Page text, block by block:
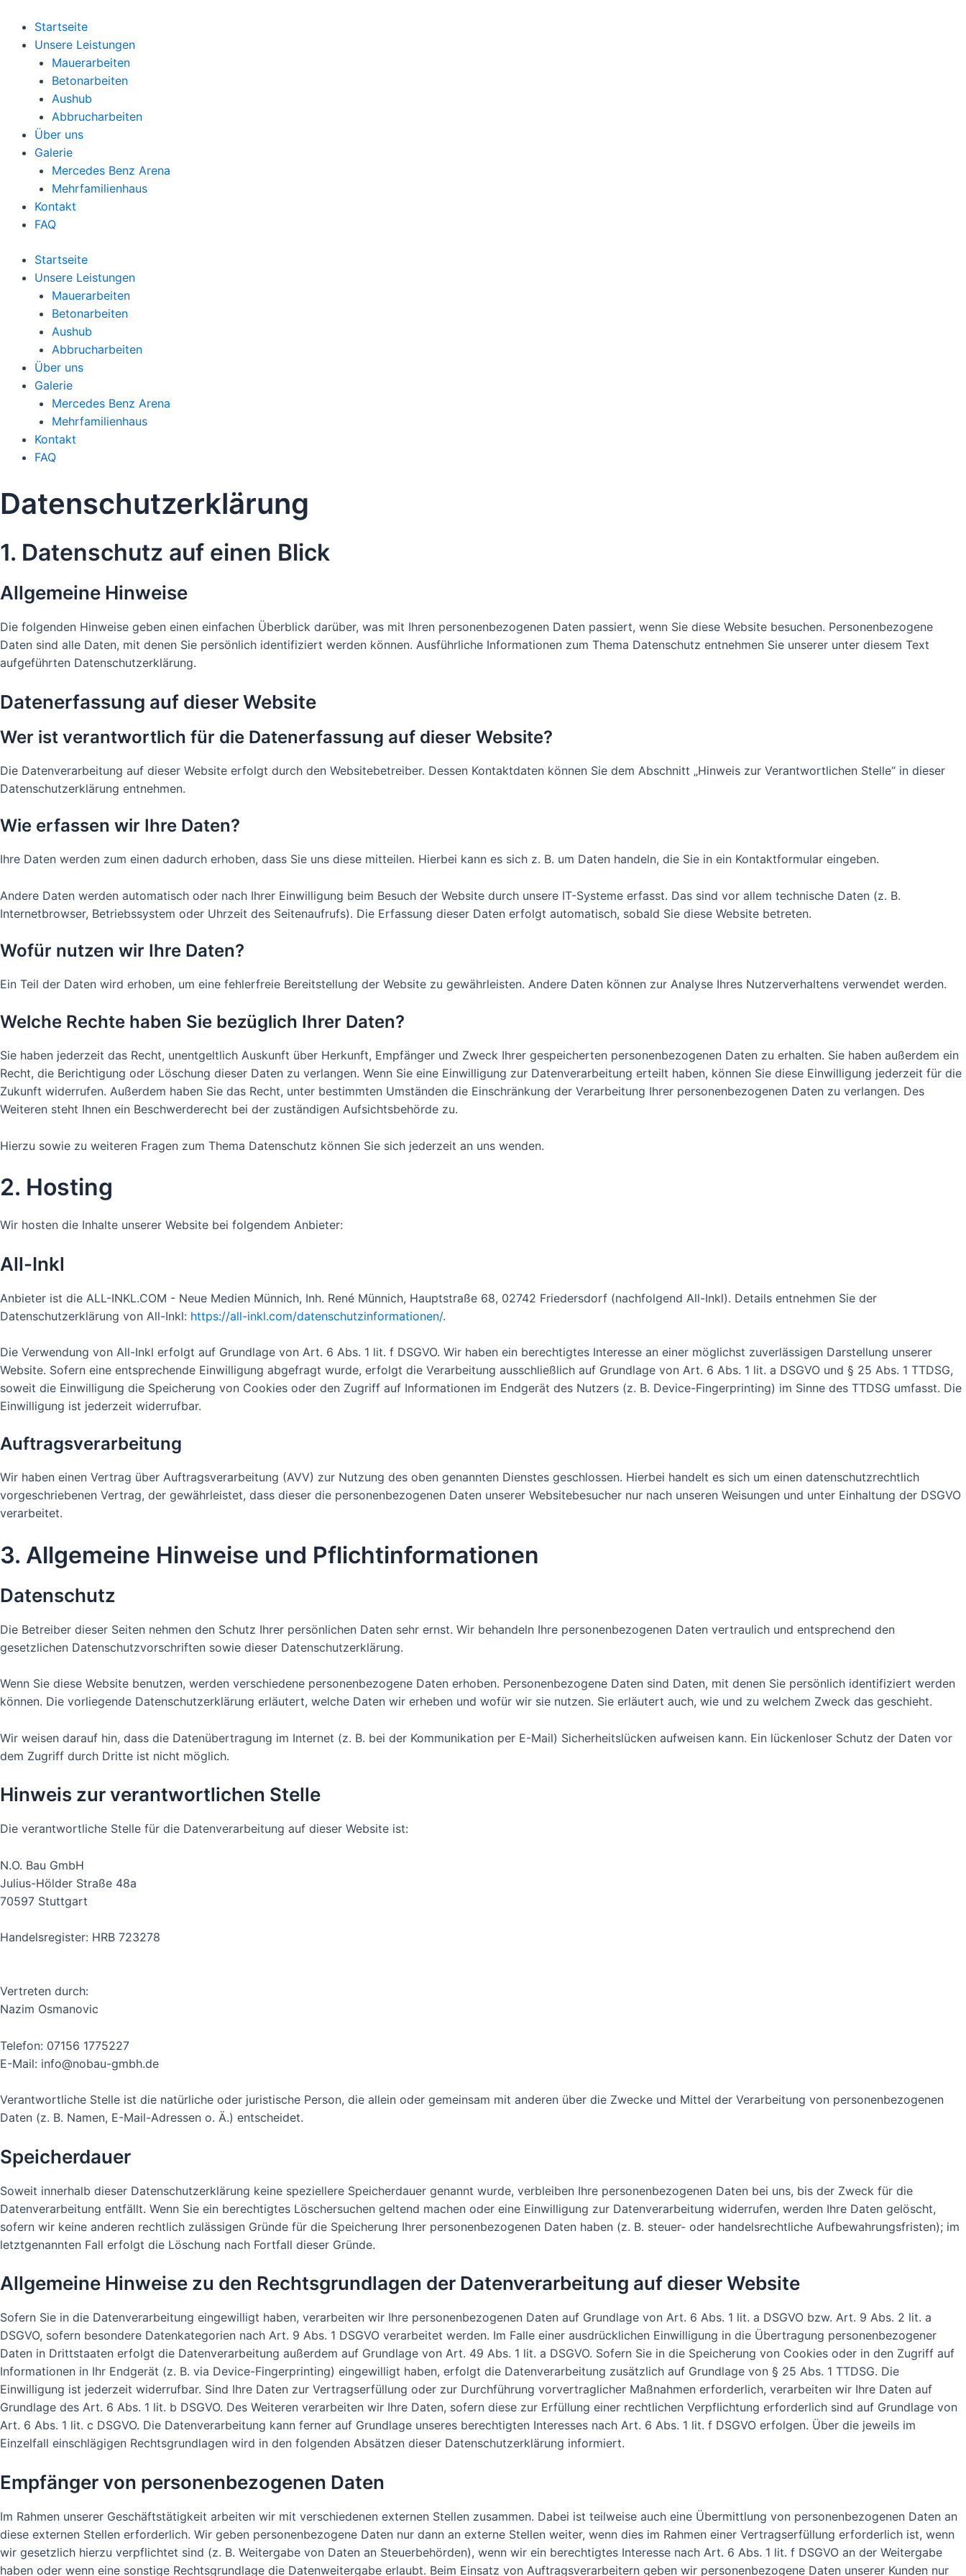
Inhalt
springen
Startseite
Unsere Leistungen
Mauerarbeiten
Betonarbeiten
Aushub
Abbrucharbeiten
Über uns
Galerie
Mercedes Benz Arena
Mehrfamilienhaus
Kontakt
FAQ
Startseite
Unsere Leistungen
Mauerarbeiten
Betonarbeiten
Aushub
Abbrucharbeiten
Über uns
Galerie
Mercedes Benz Arena
Mehrfamilienhaus
Kontakt
FAQ
Datenschutz­erklärung
1. Datenschutz auf einen Blick
Allgemeine Hinweise
Die folgenden Hinweise geben einen einfachen Überblick darüber, was mit Ihren personenbezogenen Daten passiert, wenn Sie diese Website besuchen. Personenbezogene
Daten sind alle Daten, mit denen Sie persönlich identifiziert werden können. Ausführliche Informationen zum Thema Datenschutz entnehmen Sie unserer unter diesem Text
aufgeführten Datenschutzerklärung.
Datenerfassung auf dieser Website
Wer ist verantwortlich für die Datenerfassung auf dieser Website?
Die Datenverarbeitung auf dieser Website erfolgt durch den Websitebetreiber. Dessen Kontaktdaten können Sie dem Abschnitt „Hinweis zur Verantwortlichen Stelle“ in dieser
Datenschutzerklärung entnehmen.
Wie erfassen wir Ihre Daten?
Ihre Daten werden zum einen dadurch erhoben, dass Sie uns diese mitteilen. Hierbei kann es sich z. B. um Daten handeln, die Sie in ein Kontaktformular eingeben.
Andere Daten werden automatisch oder nach Ihrer Einwilligung beim Besuch der Website durch unsere IT-Systeme erfasst. Das sind vor allem technische Daten (z. B.
Internetbrowser, Betriebssystem oder Uhrzeit des Seitenaufrufs). Die Erfassung dieser Daten erfolgt automatisch, sobald Sie diese Website betreten.
Wofür nutzen wir Ihre Daten?
Ein Teil der Daten wird erhoben, um eine fehlerfreie Bereitstellung der Website zu gewährleisten. Andere Daten können zur Analyse Ihres Nutzerverhaltens verwendet werden.
Welche Rechte haben Sie bezüglich Ihrer Daten?
Sie haben jederzeit das Recht, unentgeltlich Auskunft über Herkunft, Empfänger und Zweck Ihrer gespeicherten personenbezogenen Daten zu erhalten. Sie haben außerdem ein
Recht, die Berichtigung oder Löschung dieser Daten zu verlangen. Wenn Sie eine Einwilligung zur Datenverarbeitung erteilt haben, können Sie diese Einwilligung jederzeit für die
Zukunft widerrufen. Außerdem haben Sie das Recht, unter bestimmten Umständen die Einschränkung der Verarbeitung Ihrer personenbezogenen Daten zu verlangen. Des
Weiteren steht Ihnen ein Beschwerderecht bei der zuständigen Aufsichtsbehörde zu.
Hierzu sowie zu weiteren Fragen zum Thema Datenschutz können Sie sich jederzeit an uns wenden.
2. Hosting
Wir hosten die Inhalte unserer Website bei folgendem Anbieter:
All-Inkl
Anbieter ist die ALL-INKL.COM - Neue Medien Münnich, Inh. René Münnich, Hauptstraße 68, 02742 Friedersdorf (nachfolgend All-Inkl). Details entnehmen Sie der
Datenschutzerklärung von All-Inkl: https://all-inkl.com/datenschutzinformationen/.
Die Verwendung von All-Inkl erfolgt auf Grundlage von Art. 6 Abs. 1 lit. f DSGVO. Wir haben ein berechtigtes Interesse an einer möglichst zuverlässigen Darstellung unserer
Website. Sofern eine entsprechende Einwilligung abgefragt wurde, erfolgt die Verarbeitung ausschließlich auf Grundlage von Art. 6 Abs. 1 lit. a DSGVO und § 25 Abs. 1 TTDSG,
soweit die Einwilligung die Speicherung von Cookies oder den Zugriff auf Informationen im Endgerät des Nutzers (z. B. Device-Fingerprinting) im Sinne des TTDSG umfasst. Die
Einwilligung ist jederzeit widerrufbar.
Auftragsverarbeitung
Wir haben einen Vertrag über Auftragsverarbeitung (AVV) zur Nutzung des oben genannten Dienstes geschlossen. Hierbei handelt es sich um einen datenschutzrechtlich
vorgeschriebenen Vertrag, der gewährleistet, dass dieser die personenbezogenen Daten unserer Websitebesucher nur nach unseren Weisungen und unter Einhaltung der DSGVO
verarbeitet.
3. Allgemeine Hinweise und Pflicht­informationen
Datenschutz
Die Betreiber dieser Seiten nehmen den Schutz Ihrer persönlichen Daten sehr ernst. Wir behandeln Ihre personenbezogenen Daten vertraulich und entsprechend den
gesetzlichen Datenschutzvorschriften sowie dieser Datenschutzerklärung.
Wenn Sie diese Website benutzen, werden verschiedene personenbezogene Daten erhoben. Personenbezogene Daten sind Daten, mit denen Sie persönlich identifiziert werden
können. Die vorliegende Datenschutzerklärung erläutert, welche Daten wir erheben und wofür wir sie nutzen. Sie erläutert auch, wie und zu welchem Zweck das geschieht.
Wir weisen darauf hin, dass die Datenübertragung im Internet (z. B. bei der Kommunikation per E-Mail) Sicherheitslücken aufweisen kann. Ein lückenloser Schutz der Daten vor
dem Zugriff durch Dritte ist nicht möglich.
Hinweis zur verantwortlichen Stelle
Die verantwortliche Stelle für die Datenverarbeitung auf dieser Website ist:
N.O. Bau GmbH
Julius-Hölder Straße 48a
70597 Stuttgart
Handelsregister: HRB 723278
Vertreten durch:
Nazim Osmanovic
Telefon: 07156 1775227
E-Mail: info@nobau-gmbh.de
Verantwortliche Stelle ist die natürliche oder juristische Person, die allein oder gemeinsam mit anderen über die Zwecke und Mittel der Verarbeitung von personenbezogenen
Daten (z. B. Namen, E-Mail-Adressen o. Ä.) entscheidet.
Speicherdauer
Soweit innerhalb dieser Datenschutzerklärung keine speziellere Speicherdauer genannt wurde, verbleiben Ihre personenbezogenen Daten bei uns, bis der Zweck für die
Datenverarbeitung entfällt. Wenn Sie ein berechtigtes Löschersuchen geltend machen oder eine Einwilligung zur Datenverarbeitung widerrufen, werden Ihre Daten gelöscht,
sofern wir keine anderen rechtlich zulässigen Gründe für die Speicherung Ihrer personenbezogenen Daten haben (z. B. steuer- oder handelsrechtliche Aufbewahrungsfristen); im
letztgenannten Fall erfolgt die Löschung nach Fortfall dieser Gründe.
Allgemeine Hinweise zu den Rechtsgrundlagen der Datenverarbeitung auf dieser Website
Sofern Sie in die Datenverarbeitung eingewilligt haben, verarbeiten wir Ihre personenbezogenen Daten auf Grundlage von Art. 6 Abs. 1 lit. a DSGVO bzw. Art. 9 Abs. 2 lit. a
DSGVO, sofern besondere Datenkategorien nach Art. 9 Abs. 1 DSGVO verarbeitet werden. Im Falle einer ausdrücklichen Einwilligung in die Übertragung personenbezogener
Daten in Drittstaaten erfolgt die Datenverarbeitung außerdem auf Grundlage von Art. 49 Abs. 1 lit. a DSGVO. Sofern Sie in die Speicherung von Cookies oder in den Zugriff auf
Informationen in Ihr Endgerät (z. B. via Device-Fingerprinting) eingewilligt haben, erfolgt die Datenverarbeitung zusätzlich auf Grundlage von § 25 Abs. 1 TTDSG. Die
Einwilligung ist jederzeit widerrufbar. Sind Ihre Daten zur Vertragserfüllung oder zur Durchführung vorvertraglicher Maßnahmen erforderlich, verarbeiten wir Ihre Daten auf
Grundlage des Art. 6 Abs. 1 lit. b DSGVO. Des Weiteren verarbeiten wir Ihre Daten, sofern diese zur Erfüllung einer rechtlichen Verpflichtung erforderlich sind auf Grundlage von
Art. 6 Abs. 1 lit. c DSGVO. Die Datenverarbeitung kann ferner auf Grundlage unseres berechtigten Interesses nach Art. 6 Abs. 1 lit. f DSGVO erfolgen. Über die jeweils im
Einzelfall einschlägigen Rechtsgrundlagen wird in den folgenden Absätzen dieser Datenschutzerklärung informiert.
Empfänger von personenbezogenen Daten
Im Rahmen unserer Geschäftstätigkeit arbeiten wir mit verschiedenen externen Stellen zusammen. Dabei ist teilweise auch eine Übermittlung von personenbezogenen Daten an
diese externen Stellen erforderlich. Wir geben personenbezogene Daten nur dann an externe Stellen weiter, wenn dies im Rahmen einer Vertragserfüllung erforderlich ist, wenn
wir gesetzlich hierzu verpflichtet sind (z. B. Weitergabe von Daten an Steuerbehörden), wenn wir ein berechtigtes Interesse nach Art. 6 Abs. 1 lit. f DSGVO an der Weitergabe
haben oder wenn eine sonstige Rechtsgrundlage die Datenweitergabe erlaubt. Beim Einsatz von Auftragsverarbeitern geben wir personenbezogene Daten unserer Kunden nur